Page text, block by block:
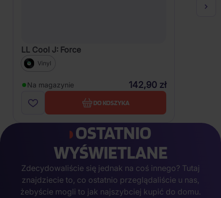
LL Cool J: Force
Vinyl
Na magazynie 142,90 zł
DO KOSZYKA
OSTATNIO
WYŚWIETLANE
Zdecydowaliście się jednak na coś innego? Tutaj
znajdziecie to, co ostatnio przeglądaliście u nas,
żebyście mogli to jak najszybciej kupić do domu.